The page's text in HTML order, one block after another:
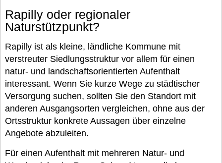
Rapilly oder regionaler
Naturstützpunkt?
Rapilly ist als kleine, ländliche Kommune mit
verstreuter Siedlungsstruktur vor allem für einen
natur- und landschaftsorientierten Aufenthalt
interessant. Wenn Sie kurze Wege zu städtischer
Versorgung suchen, sollten Sie den Standort mit
anderen Ausgangsorten vergleichen, ohne aus der
Ortsstruktur konkrete Aussagen über einzelne
Angebote abzuleiten.
Für einen Aufenthalt mit mehreren Natur- und